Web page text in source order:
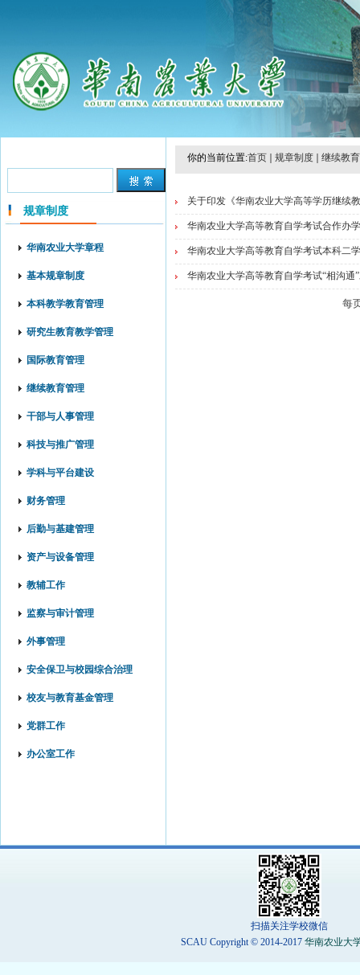
规章制度
华南农业大学章程
基本规章制度
本科教学教育管理
研究生教育教学管理
国际教育管理
继续教育管理
干部与人事管理
科技与推广管理
学科与平台建设
财务管理
后勤与基建管理
资产与设备管理
教辅工作
监察与审计管理
外事管理
安全保卫与校园综合治理
校友与教育基金管理
党群工作
办公室工作
你的当前位置:首页 规章制度 继续教
关于印发《华南农业大学高等学历继续
华南农业大学高等教育自学考试合作办
华南农业大学高等教育自学考试本科二
华南农业大学高等教育自学考试“相沟通
每
扫描关注学校微信
SCAU Copyright © 2014-2017 华南农业大